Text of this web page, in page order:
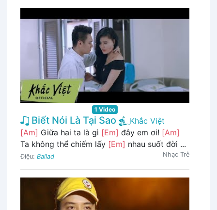
1 Video
Biết Nói Là Tại Sao
Khắc Việt
[Am] Giữa hai ta là gì [Em] đây em ơi! [Am]
Ta không thể chiếm lấy [Em] nhau suốt đời ...
Điệu: Ballad Nhạc Trẻ